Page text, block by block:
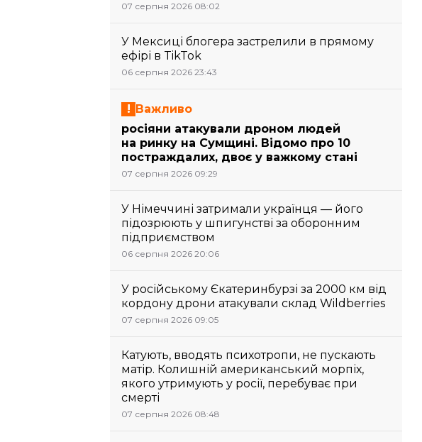
07 серпня 2026 08:02
У Мексиці блогера застрелили в прямому
ефірі в TikTok
06 серпня 2026 23:43
Важливо
росіяни атакували дроном людей
на ринку на Сумщині. Відомо про 10
постраждалих, двоє у важкому стані
07 серпня 2026 09:29
У Німеччині затримали українця — його
підозрюють у шпигунстві за оборонним
підприємством
06 серпня 2026 20:06
У російському Єкатеринбурзі за 2000 км від
кордону дрони атакували склад Wildberries
07 серпня 2026 09:05
Катують, вводять психотропи, не пускають
матір. Колишній американський морпіх,
якого утримують у росії, перебуває при
смерті
07 серпня 2026 08:48